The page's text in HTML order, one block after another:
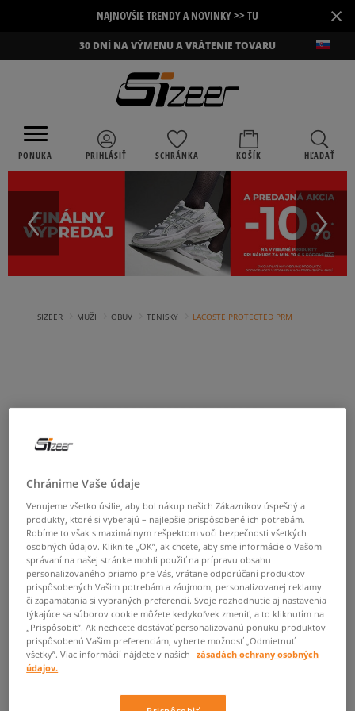
NAJNOVŠIE TRENDY A NOVINKY >> TU ×
30 DNÍ NA VÝMENU A VRÁTENIE TOVARU
PONUKA PRIHLÁSIŤ SCHRÁNKA KOŠÍK HĽADAŤ
SIZEER MUŽI OBUV TENISKY LACOSTE PROTECTED PRM
Chránime Vaše údaje
Venujeme všetko úsilie, aby bol nákup našich Zákazníkov úspešný a
produkty, ktoré si vyberajú – najlepšie prispôsobené ich potrebám.
Robíme to však s maximálnym rešpektom voči bezpečnosti všetkých
osobných údajov. Kliknite „OK”, ak chcete, aby sme informácie o Vašom
správaní na našej stránke mohli použiť na prípravu obsahu
personalizovaného priamo pre Vás, vrátane odporúčaní produktov
prispôsobených Vašim potrebám a záujmom, personalizovanej reklamy
či zapamätania si vybraných preferencií. Svoje rozhodnutie aj nastavenia
týkajúce sa súborov cookie môžete kedykoľvek zmeniť, a to kliknutím na
„Prispôsobiť”. Ak nechcete dostávať personalizovanú ponuku produktov
prispôsobenú Vašim preferenciám, vyberte možnosť „Odmietnuť
všetky”. Viac informácií nájdete v našich
zásadách ochrany osobných
údajov.